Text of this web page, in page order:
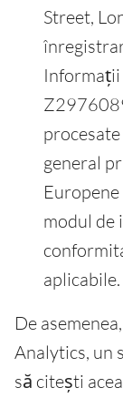
Street,
general
modul de
aplicabile.
De
Analytics, un
să citești